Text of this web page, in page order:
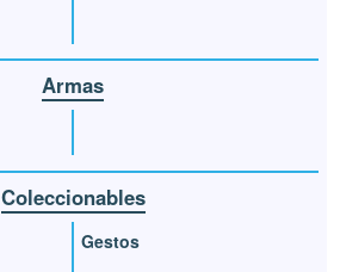
Armas
Coleccionables
Gestos